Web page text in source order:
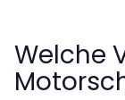
Welche